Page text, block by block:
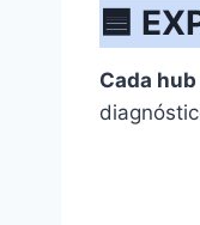
🟦
Cada